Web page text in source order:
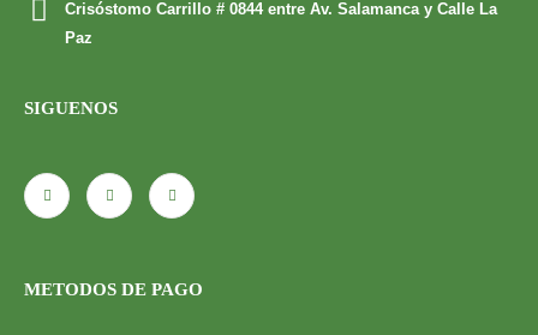
Crisóstomo Carrillo # 0844 entre Av. Salamanca y Calle La
Paz
SIGUENOS
METODOS DE PAGO